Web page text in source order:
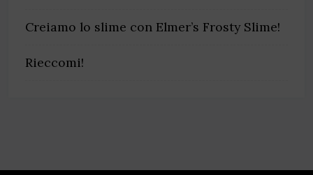
Creiamo lo slime con Elmer’s Frosty Slime!
Rieccomi!